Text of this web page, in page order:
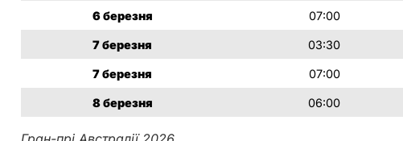
6березня 07:00
7березня 03:30
7березня 07:00
8березня 06:00